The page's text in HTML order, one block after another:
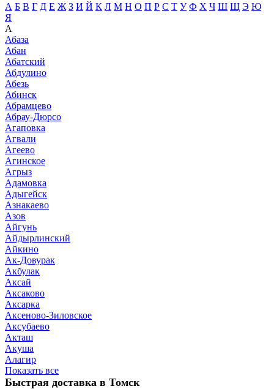
А Б В Г Д Е Ж З И Й К Л М Н О П Р С Т У Ф Х Ч Ш Щ Э Ю
Я
А
Абаза
Абан
Абатский
Абдулино
Абезь
Абинск
Абрамцево
Абрау-Дюрсо
Агаповка
Агвали
Агеево
Агинское
Агрыз
Адамовка
Адыгейск
Азнакаево
Азов
Айгунь
Айдырлинский
Айкино
Ак-Довурак
Акбулак
Аксай
Аксаково
Аксарка
Аксеново-Зиловское
Аксубаево
Акташ
Акуша
Алагир
Показать все
Быстрая доставка в Томск